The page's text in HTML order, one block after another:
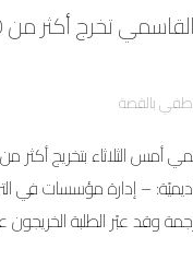
بالقصة
– إدارة مؤسسات في
وقد عبّر الطلبة